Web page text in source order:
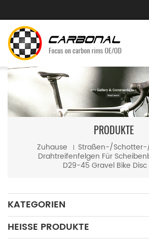
PRODUKTE
Zuhause Straßen-/
Drahtreifenfelgen Für
KATEGORIEN
HEISSE PRODUKTE